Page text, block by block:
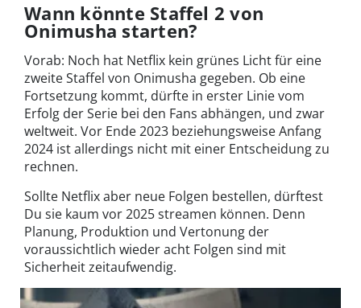
Wann könnte Staffel 2 von
Onimusha starten?
Vorab: Noch hat Netflix kein grünes Licht für eine
zweite Staffel von Onimusha gegeben. Ob eine
Fortsetzung kommt, dürfte in erster Linie vom
Erfolg der Serie bei den Fans abhängen, und zwar
weltweit. Vor Ende 2023 beziehungsweise Anfang
2024 ist allerdings nicht mit einer Entscheidung zu
rechnen.
Sollte Netflix aber neue Folgen bestellen, dürftest
Du sie kaum vor 2025 streamen können. Denn
Planung, Produktion und Vertonung der
voraussichtlich wieder acht Folgen sind mit
Sicherheit zeitaufwendig.